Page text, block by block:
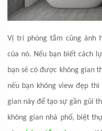
Vị trí phòng tắm cũng ảnh
của nó. Nếu bạn biết cách
bạn sẽ có được không gian
nếu bạn không view đẹp
gian này để tạo sự gần gũi
không gian nhà phố, biệt